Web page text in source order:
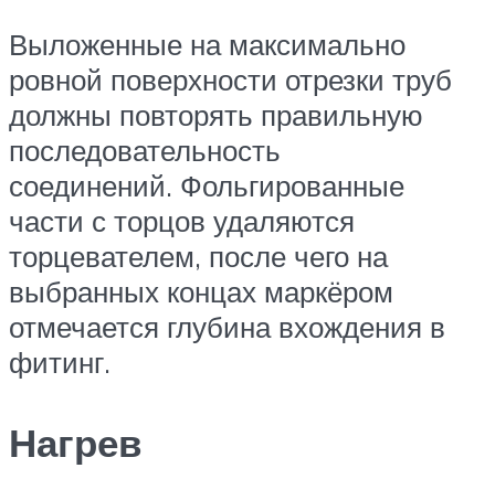
Выложенные на максимально
ровной поверхности отрезки труб
должны повторять правильную
последовательность
соединений. Фольгированные
части с торцов удаляются
торцевателем, после чего на
выбранных концах маркёром
отмечается глубина вхождения в
фитинг.
Нагрев